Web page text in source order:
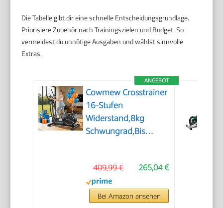
Die Tabelle gibt dir eine schnelle Entscheidungsgrundlage.
Priorisiere Zubehör nach Trainingszielen und Budget. So
vermeidest du unnötige Ausgaben und wählst sinnvolle
Extras.
ANGEBOT
Cowmew Crosstrainer
16-Stufen
Widerstand,8kg
Schwungrad,Bis
265,04 €
409,99 €
Bei Amazon ansehen